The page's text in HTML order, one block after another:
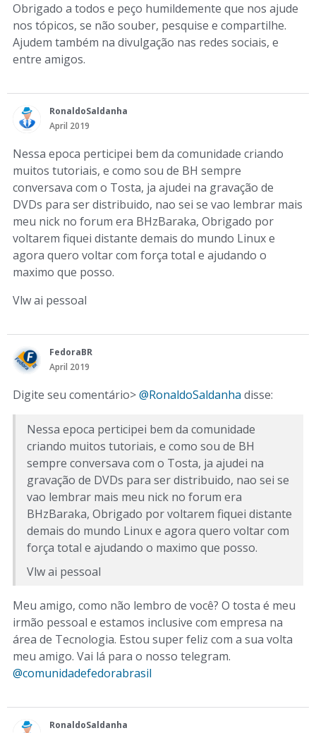
Obrigado a todos e peço humildemente que nos ajude
nos tópicos, se não souber, pesquise e compartilhe.
Ajudem também na divulgação nas redes sociais, e
entre amigos.
RonaldoSaldanha
April 2019
Nessa epoca perticipei bem da comunidade criando
muitos tutoriais, e como sou de BH sempre
conversava com o Tosta, ja ajudei na gravação de
DVDs para ser distribuido, nao sei se vao lembrar mais
meu nick no forum era BHzBaraka, Obrigado por
voltarem fiquei distante demais do mundo Linux e
agora quero voltar com força total e ajudando o
maximo que posso.
Vlw ai pessoal
FedoraBR
April 2019
Digite seu comentário>@RonaldoSaldanha disse:
Nessa epoca perticipei bem da comunidade
criando muitos tutoriais, e como sou de BH
sempre conversava com o Tosta, ja ajudei na
gravação de DVDs para ser distribuido, nao sei se
vao lembrar mais meu nick no forum era
BHzBaraka, Obrigado por voltarem fiquei distante
demais do mundo Linux e agora quero voltar com
força total e ajudando o maximo que posso.
Vlw ai pessoal
Meu amigo, como não lembro de você? O tosta é meu
irmão pessoal e estamos inclusive com empresa na
área de Tecnologia. Estou super feliz com a sua volta
meu amigo. Vai lá para o nosso telegram.
@comunidadefedorabrasil
RonaldoSaldanha